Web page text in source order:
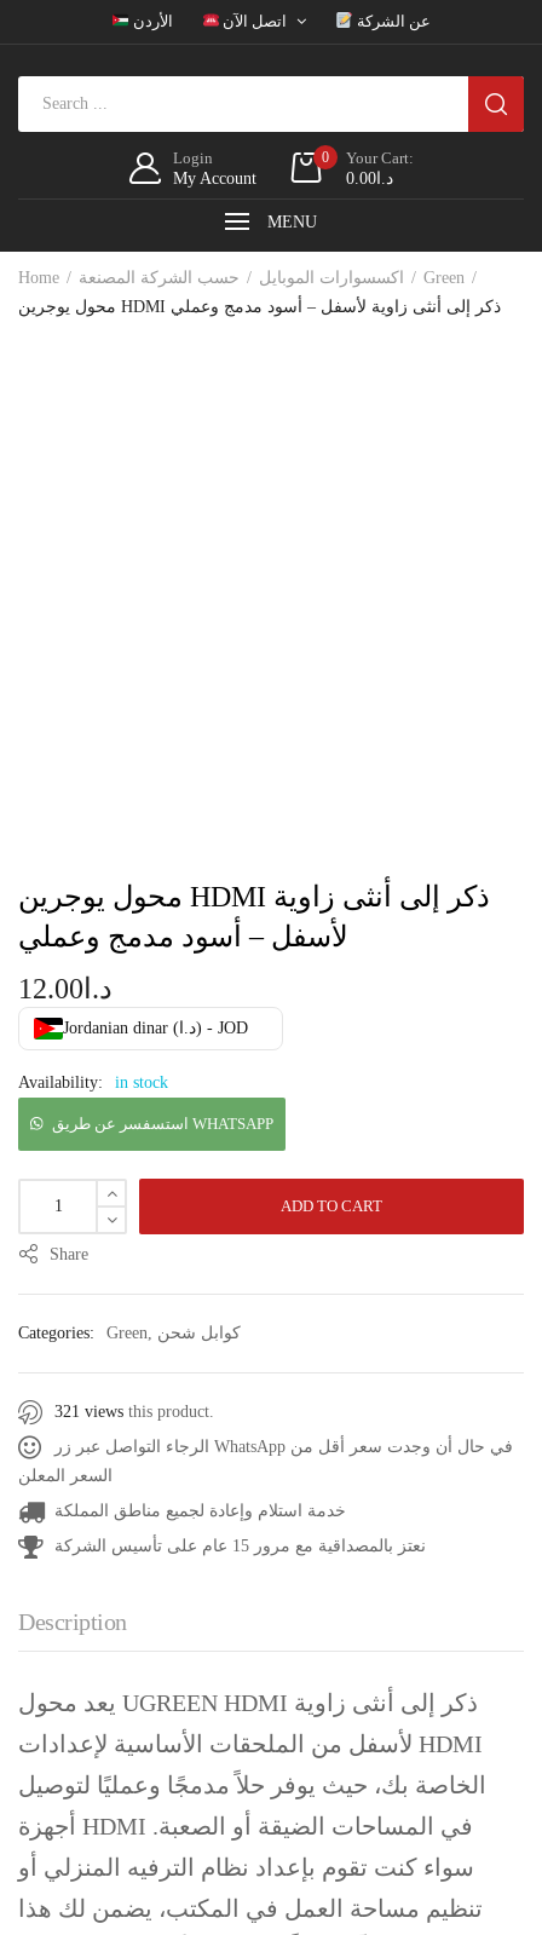
الأردن اتصل الآن عن الشركة
Login
My Account
0
Your Cart:
د.ا0.00
MENU
Home اكسسوارات الموبايل حسب الشركة المصنعة
Green
محول يوجرين HDMI ذكر إلى أنثى زاوية لأسفل – أسود مدمج وعملي
محول يوجرين HDMI ذكر إلى أنثى زاوية
لأسفل – أسود مدمج وعملي
د.ا 12.00
Jordanian dinar (د.ا) - JOD
Availability: in stock
استسفسر عن طريق WHATSAPP
ADD TO CART
Share
Categories: Green, كوابل شحن
321 views this product.
الرجاء التواصل عبر زر WhatsApp في حال أن وجدت سعر أقل من
السعر المعلن
خدمة استلام وإعادة لجميع مناطق المملكة
نعتز بالمصداقية مع مرور 15 عام على تأسيس الشركة
Description
يعد محول UGREEN HDMI ذكر إلى أنثى زاوية
لأسفل من الملحقات الأساسية لإعدادات HDMI
الخاصة بك، حيث يوفر حلاً مدمجًا وعمليًا لتوصيل
أجهزة HDMI في المساحات الضيقة أو الصعبة.
سواء كنت تقوم بإعداد نظام الترفيه المنزلي أو
تنظيم مساحة العمل في المكتب، يضمن لك هذا